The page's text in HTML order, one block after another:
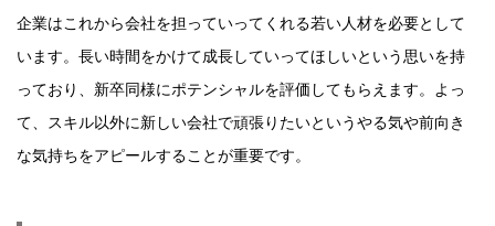
企業はこれから会社を担っていってくれる若い人材を必要として
います。長い時間をかけて成長していってほしいという思いを持
っており、新卒同様にポテンシャルを評価してもらえます。よっ
て、スキル以外に新しい会社で頑張りたいというやる気や前向き
な気持ちをアピールすることが重要です。